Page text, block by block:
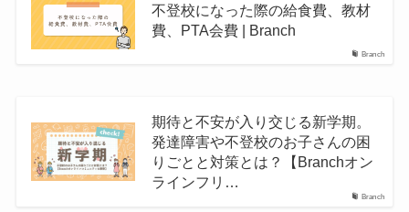
Branch
不登校になった際の給食費、教材
費、PTA会費 | Branch
Branch
期待と不安が入り交じる新学期。
発達障害や不登校のお子さんの困
りごとと対策とは？【Branchオン
ラインフリ…